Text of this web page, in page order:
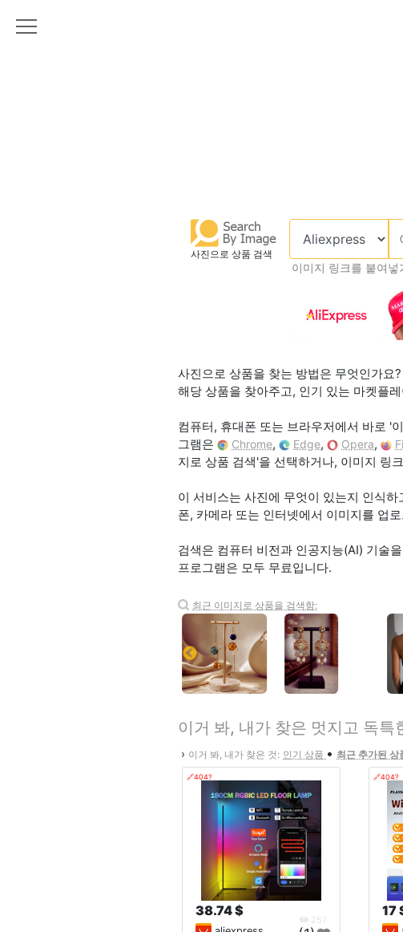
사진으로 상품 검색
이미지 링크를 붙여
사진으로 상품을 찾는 방법은 무엇인가
해당 상품을 찾아주고, 인기 있는 마켓플
컴퓨터, 휴대폰 또는 브라우저에서 바로 '
그램은
Chrome, Edge, Opera,
지로 상품 검색'을 선택하거나, 이미지 링
이 서비스는 사진에 무엇이 있는지 인식
폰, 카메라 또는 인터넷에서 이미지를 업
검색은 컴퓨터 비전과 인공지능(AI) 기술
프로그램은 모두 무료입니다.
최근 이미지로 상품을 검색함:
이거 봐, 내가 찾은 멋지고 독특
› 이거 봐, 내가 찾은 것: 인기 상품 • 최근 추가된 상
🔗404?
38.74 $
257
🔗404?
17